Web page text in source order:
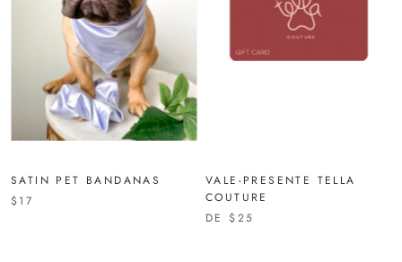
SATIN PET BANDANAS
$17
VALE-PRESENTE TELLA
COUTURE
DE $25